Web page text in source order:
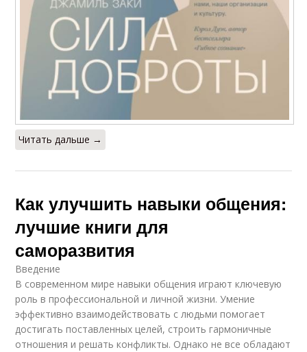
Читать дальше →
Как улучшить навыки общения:
лучшие книги для
саморазвития
Введение
В современном мире навыки общения играют ключевую
роль в профессиональной и личной жизни. Умение
эффективно взаимодействовать с людьми помогает
достигать поставленных целей, строить гармоничные
отношения и решать конфликты. Однако не все обладают